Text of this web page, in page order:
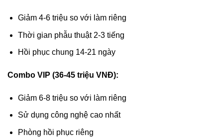
Giảm 4-6 triệu so với làm riêng
Thời gian phẫu thuật 2-3 tiếng
Hồi phục chung 14-21 ngày
Combo VIP (36-45 triệu VNĐ):
Giảm 6-8 triệu so với làm riêng
Sử dụng công nghệ cao nhất
Phòng hồi phục riêng